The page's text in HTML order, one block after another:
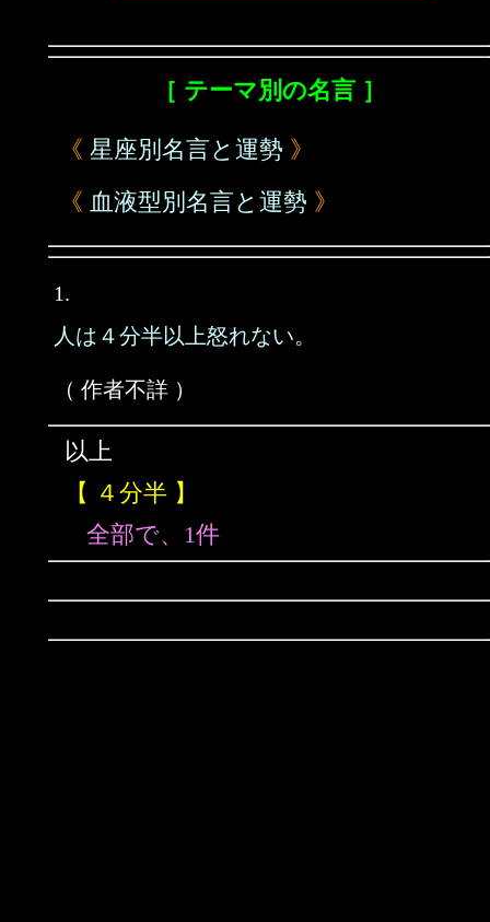
［ テーマ別の名言 ］
《 星座別名言と運勢 》
《 血液型別名言と運勢 》
1.
人は４分半以上怒れない。
（ 作者不詳 ）
以上
【 ４分半 】
全部で、1件